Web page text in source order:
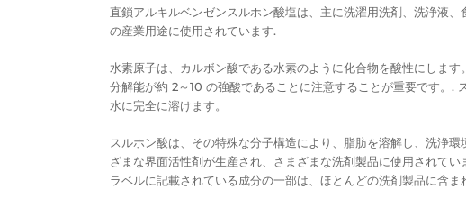
直鎖アルキルベンゼンスルホン酸塩は、主に洗濯用洗剤、洗浄液
の産業用途に使用されています.
水素原子は、カルボン酸である水素のように化合物を酸性にしま
分解能が約 2～10 の強酸であることに注意することが重要です。.
水に完全に溶けます。
スルホン酸は、その特殊な分子構造により、脂肪を溶解し、洗浄
ざまな界面活性剤が生産され、さまざまな洗剤製品に使用されて
ラベルに記載されている成分の一部は、ほとんどの洗剤製品に含ま